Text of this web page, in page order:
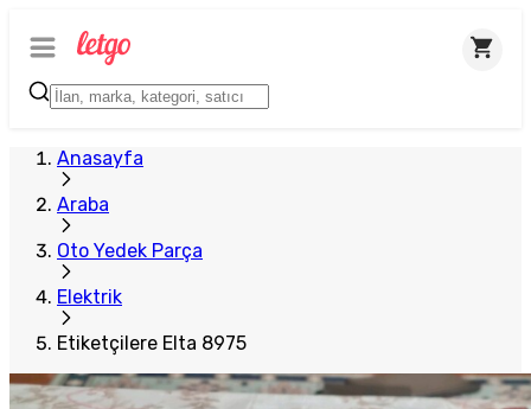
Anasayfa
Araba
Oto Yedek Parça
Elektrik
Etiketçilere Elta 8975